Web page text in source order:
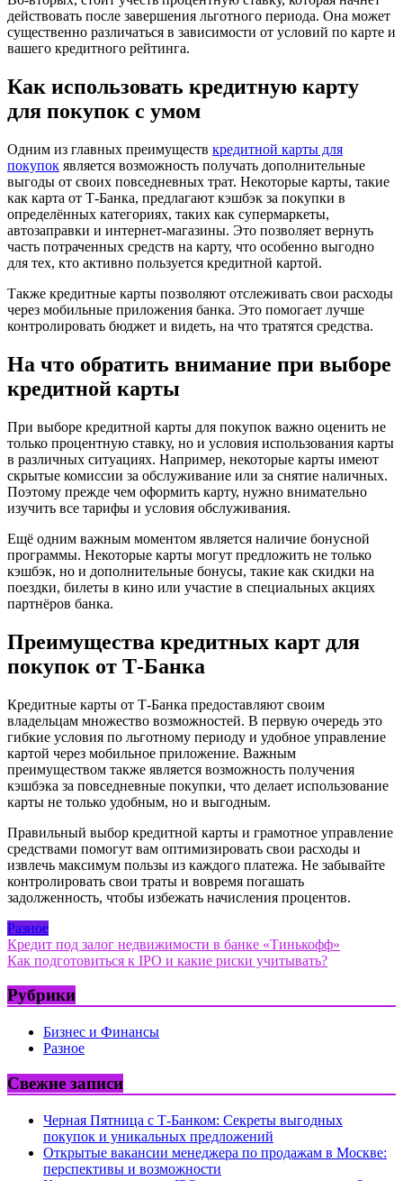
действовать после завершения льготного периода. Она может
существенно различаться в зависимости от условий по карте и
вашего кредитного рейтинга.
Как использовать кредитную карту
для покупок с умом
Одним из главных преимуществ кредитной карты для
покупок является возможность получать дополнительные
выгоды от своих повседневных трат. Некоторые карты, такие
как карта от Т-Банка, предлагают кэшбэк за покупки в
определённых категориях, таких как супермаркеты,
автозаправки и интернет-магазины. Это позволяет вернуть
часть потраченных средств на карту, что особенно выгодно
для тех, кто активно пользуется кредитной картой.
Также кредитные карты позволяют отслеживать свои расходы
через мобильные приложения банка. Это помогает лучше
контролировать бюджет и видеть, на что тратятся средства.
На что обратить внимание при выборе
кредитной карты
При выборе кредитной карты для покупок важно оценить не
только процентную ставку, но и условия использования карты
в различных ситуациях. Например, некоторые карты имеют
скрытые комиссии за обслуживание или за снятие наличных.
Поэтому прежде чем оформить карту, нужно внимательно
изучить все тарифы и условия обслуживания.
Ещё одним важным моментом является наличие бонусной
программы. Некоторые карты могут предложить не только
кэшбэк, но и дополнительные бонусы, такие как скидки на
поездки, билеты в кино или участие в специальных акциях
партнёров банка.
Преимущества кредитных карт для
покупок от Т-Банка
Кредитные карты от Т-Банка предоставляют своим
владельцам множество возможностей. В первую очередь это
гибкие условия по льготному периоду и удобное управление
картой через мобильное приложение. Важным
преимуществом также является возможность получения
кэшбэка за повседневные покупки, что делает использование
карты не только удобным, но и выгодным.
Правильный выбор кредитной карты и грамотное управление
средствами помогут вам оптимизировать свои расходы и
извлечь максимум пользы из каждого платежа. Не забывайте
контролировать свои траты и вовремя погашать
задолженность, чтобы избежать начисления процентов.
Разное
Навигация
по
записям
Кредит под залог недвижимости в банке «Тинькофф»
Как подготовиться к IPO и какие риски учитывать?
Рубрики
Бизнес и Финансы
Разное
Свежие записи
Черная Пятница с Т-Банком: Секреты выгодных
покупок и уникальных предложений
Открытые вакансии менеджера по продажам в Москве:
перспективы и возможности